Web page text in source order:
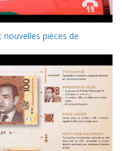
pièces de